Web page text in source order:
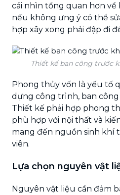
cái nhìn tổng quan hơn về
nếu không ưng ý có thể
hợp xây xong phải đập đi
Thiết kế ban công trước
Phong thủy vốn là yếu tố
dựng công trình, ban
Thiết kế phải hợp phong
phù hợp với nội thất và
mang đến nguồn sinh khí
viên.
Lựa chọn nguyên vật
Nguyên vật liệu cần đảm